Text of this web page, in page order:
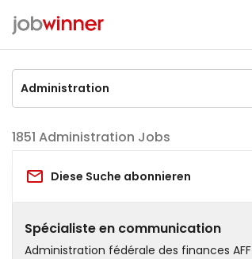
Administration Jobs
Diese Suche abonnieren
Spécialiste en communication
Administration fédérale des finances AFF